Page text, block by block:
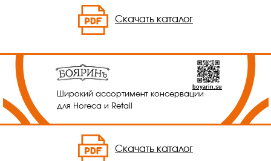
Скачать каталог
Широкий ассортимент консервации
для Horeca и Retail
boyarin.su
Скачать каталог